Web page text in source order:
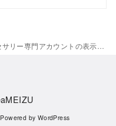
ー専門アカウントの表示名を変更
Powered by WordPress